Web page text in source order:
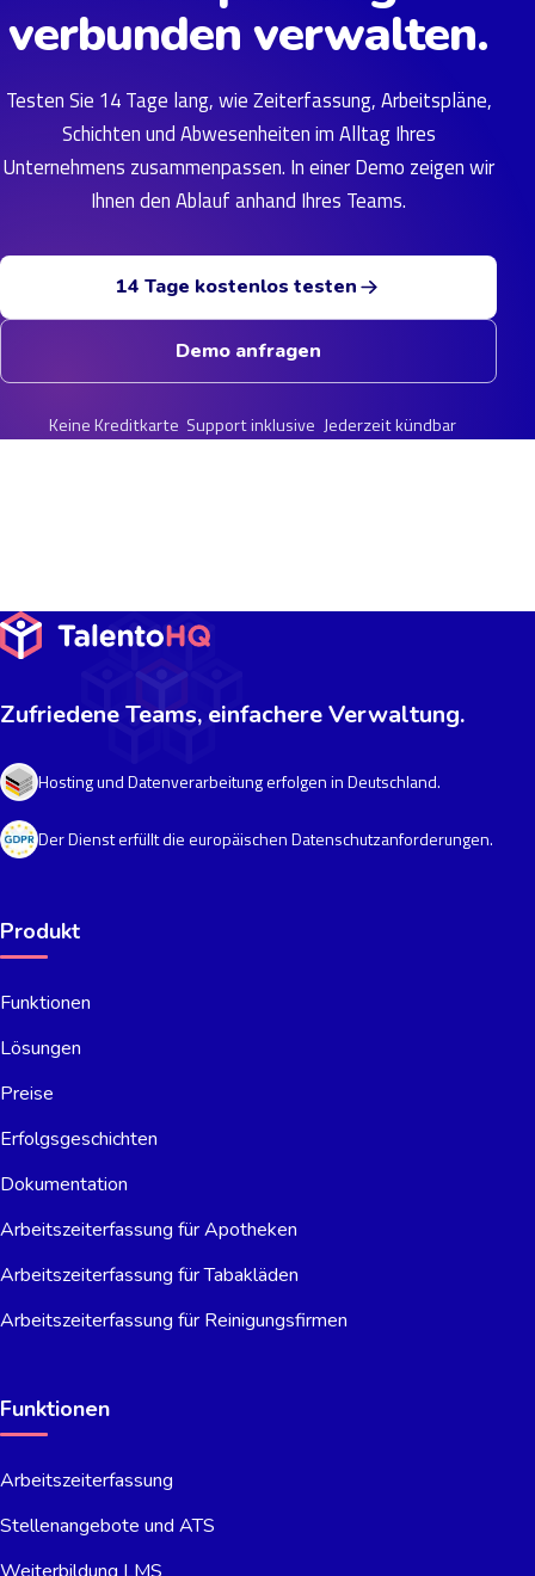
verbunden verwalten.
Testen Sie 14 Tage lang, wie Zeiterfassung, Arbeitspläne,
Schichten und Abwesenheiten im Alltag Ihres
Unternehmens zusammenpassen. In einer Demo zeigen wir
Ihnen den Ablauf anhand Ihres Teams.
14 Tage kostenlos testen
Demo anfragen
Keine Kreditkarte Support inklusive Jederzeit kündbar
Zufriedene Teams, einfachere Verwaltung.
Hosting und Datenverarbeitung erfolgen in Deutschland.
Der Dienst erfüllt die europäischen Datenschutzanforderungen.
Produkt
Funktionen
Lösungen
Preise
Erfolgsgeschichten
Dokumentation
Arbeitszeiterfassung für Apotheken
Arbeitszeiterfassung für Tabakläden
Arbeitszeiterfassung für Reinigungsfirmen
Funktionen
Arbeitszeiterfassung
Stellenangebote und ATS